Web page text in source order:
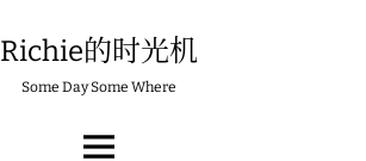
Richie的时光机
Some Day Some Where
MENU